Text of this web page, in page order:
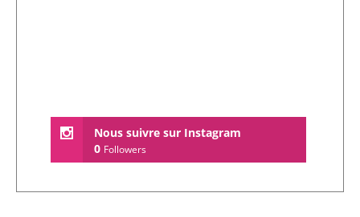
Nous suivre sur Instagram
0 Followers